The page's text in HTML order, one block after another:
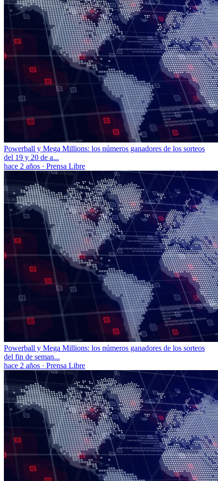
Powerball y Mega Millions: los números ganadores de los sorteos
del 19 y 20 de a...
hace 2 años · Prensa Libre
Powerball y Mega Millions: los números ganadores de los sorteos
del fin de seman...
hace 2 años · Prensa Libre